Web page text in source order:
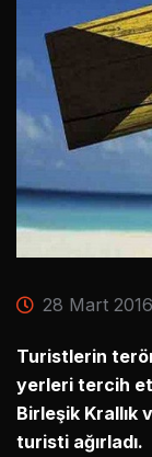
28 Mart 2016
Turistlerin
yerleri tercih
Birleşik Krallık
turisti ağırladı.